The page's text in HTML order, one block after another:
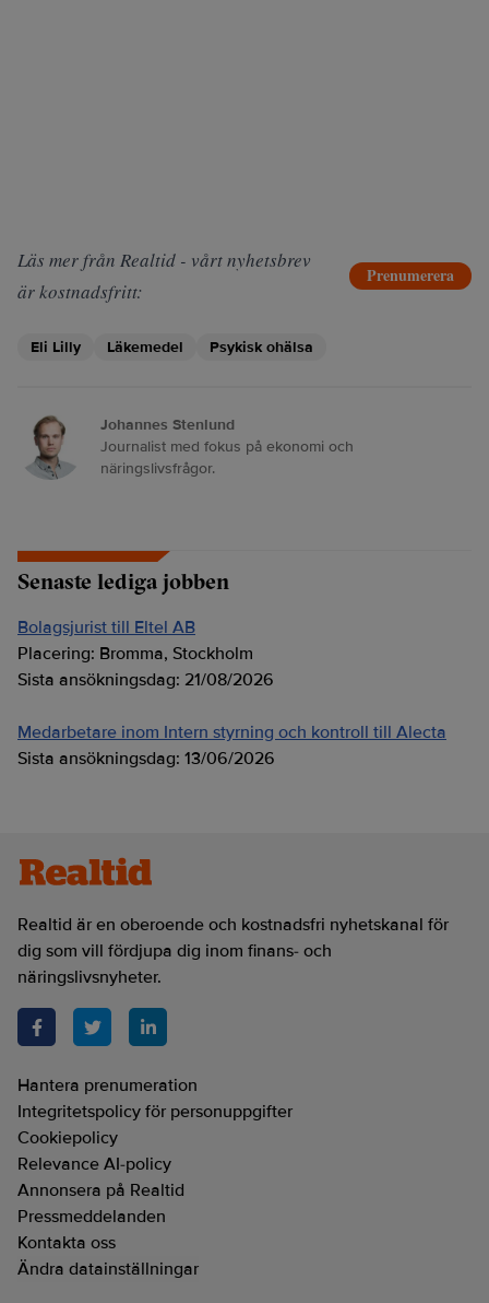
Läs mer från Realtid - vårt nyhetsbrev
är kostnadsfritt:
Prenumerera
Eli Lilly Läkemedel Psykisk ohälsa
Johannes Stenlund
Journalist med fokus på ekonomi och
näringslivsfrågor.
Senaste lediga jobben
Bolagsjurist till Eltel AB
Placering: Bromma, Stockholm
Sista ansökningsdag: 21/08/2026
Medarbetare inom Intern styrning och kontroll till Alecta
Sista ansökningsdag: 13/06/2026
Realtid är en oberoende och kostnadsfri nyhetskanal för
dig som vill fördjupa dig inom finans- och
näringslivsnyheter.
Hantera prenumeration
Integritetspolicy för personuppgifter
Cookiepolicy
Relevance AI-policy
Annonsera på Realtid
Pressmeddelanden
Kontakta oss
Ändra datainställningar